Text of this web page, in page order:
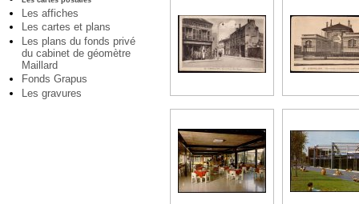
Les affiches
Les cartes et plans
Les plans du fonds privé
du cabinet de géomètre
Maillard
Fonds Grapus
Les gravures